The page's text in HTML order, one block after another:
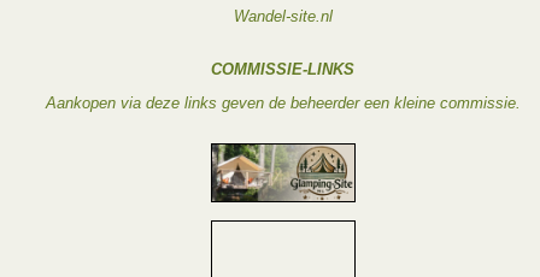
Wandel-site.nl
COMMISSIE-LINKS
Aankopen via deze links geven de beheerder een kleine commissie.